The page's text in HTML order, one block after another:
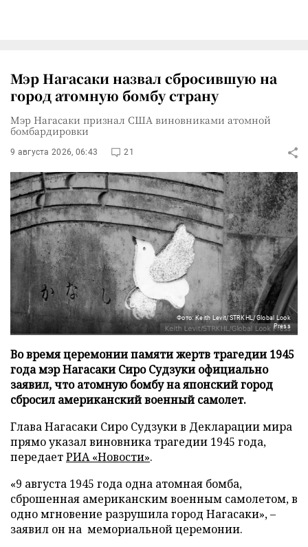
Мэр Нагасаки назвал сбросившую на
город атомную бомбу страну
Мэр Нагасаки признал США виновниками атомной
бомбардировки
9 августа 2026, 06:43 21
Фото: Keith Levit/STRKHL/Global Look
Press
Во время церемонии памяти жертв трагедии 1945
года мэр Нагасаки Сиро Судзуки официально
заявил, что атомную бомбу на японский город
сбросил американский военный самолет.
Глава Нагасаки Сиро Судзуки в Декларации мира
прямо указал виновника трагедии 1945 года,
передаетРИА «Новости».
«9 августа 1945 года одна атомная бомба,
сброшенная американским военным самолетом, в
одно мгновение разрушила город Нагасаки», –
заявил он на мемориальной церемонии.